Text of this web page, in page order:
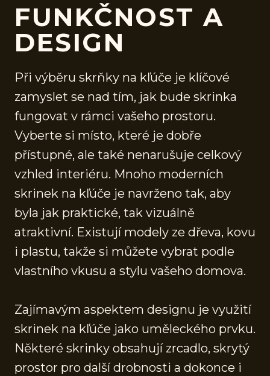
FUNKČNOST A
DESIGN
Při výběru skrňky na kľúče je klíčové
zamyslet se nad tím, jak bude skrinka
fungovat v rámci vašeho prostoru.
Vyberte si místo, které je dobře
přístupné, ale také nenarušuje celkový
vzhled interiéru. Mnoho moderních
skrinek na kľúče je navrženo tak, aby
byla jak praktické, tak vizuálně
atraktivní. Existují modely ze dřeva, kovu
i plastu, takže si můžete vybrat podle
vlastního vkusu a stylu vašeho domova.
Zajímavým aspektem designu je využití
skrinek na kľúče jako uměleckého prvku.
Některé skrinky obsahují zrcadlo, skrytý
prostor pro další drobnosti a dokonce i